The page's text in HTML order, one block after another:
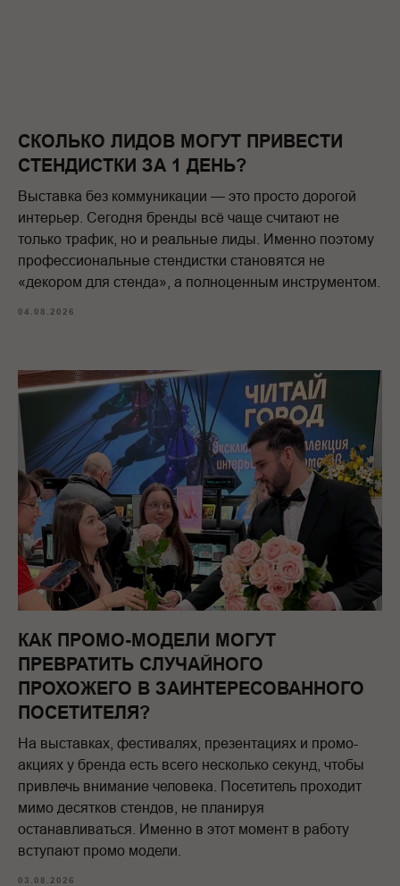
СКОЛЬКО ЛИДОВ МОГУТ ПРИВЕСТИ
СТЕНДИСТКИ ЗА 1 ДЕНЬ?
Выставка без коммуникации — это просто дорогой
интерьер. Сегодня бренды всё чаще считают не
только трафик, но и реальные лиды. Именно поэтому
профессиональные стендистки становятся не
«декором для стенда», а полноценным инструментом.
04.08.2026
КАК ПРОМО-МОДЕЛИ МОГУТ
ПРЕВРАТИТЬ СЛУЧАЙНОГО
ПРОХОЖЕГО В ЗАИНТЕРЕСОВАННОГО
ПОСЕТИТЕЛЯ?
На выставках, фестивалях, презентациях и промо-
акциях у бренда есть всего несколько секунд, чтобы
привлечь внимание человека. Посетитель проходит
мимо десятков стендов, не планируя
останавливаться. Именно в этот момент в работу
вступают промо модели.
03.08.2026